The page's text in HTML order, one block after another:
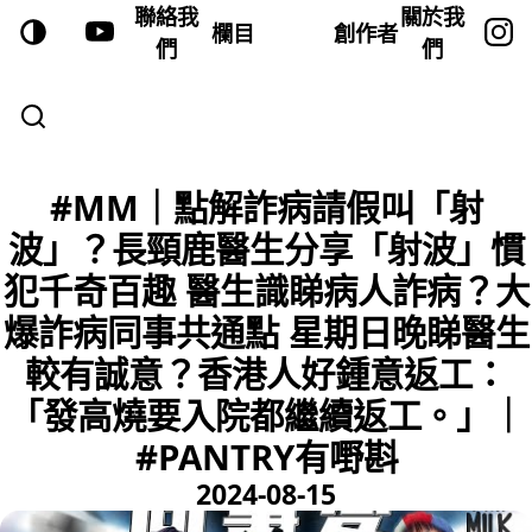
聯絡我
們
欄目 創作者
關於我
們
#MM｜點解詐病請假叫「射
波」？長頸鹿醫生分享「射波」慣
犯千奇百趣 醫生識睇病人詐病？大
爆詐病同事共通點 星期日晚睇醫生
較有誠意？香港人好鍾意返工：
「發高燒要入院都繼續返工。」｜
#PANTRY有嘢斟
2024-08-15